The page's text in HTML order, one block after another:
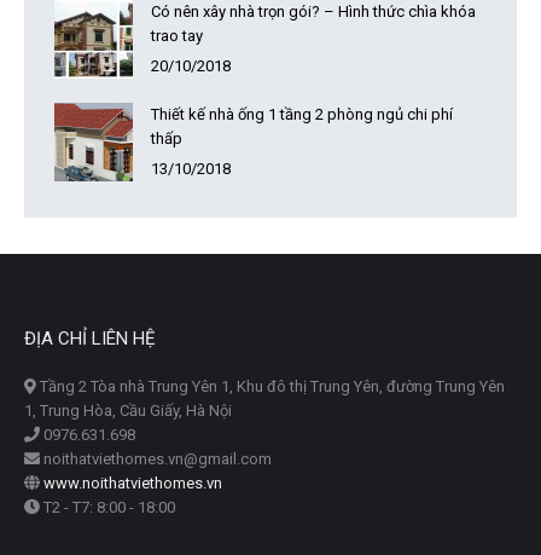
Có nên xây nhà trọn gói? – Hình thức chìa khóa
trao tay
20/10/2018
Thiết kế nhà ống 1 tầng 2 phòng ngủ chi phí
thấp
13/10/2018
ĐỊA CHỈ LIÊN HỆ
Tầng 2 Tòa nhà Trung Yên 1, Khu đô thị Trung Yên, đường Trung Yên
1, Trung Hòa, Cầu Giấy, Hà Nội
0976.631.698
noithatviethomes.vn@gmail.com
www.noithatviethomes.vn
T2 - T7: 8:00 - 18:00